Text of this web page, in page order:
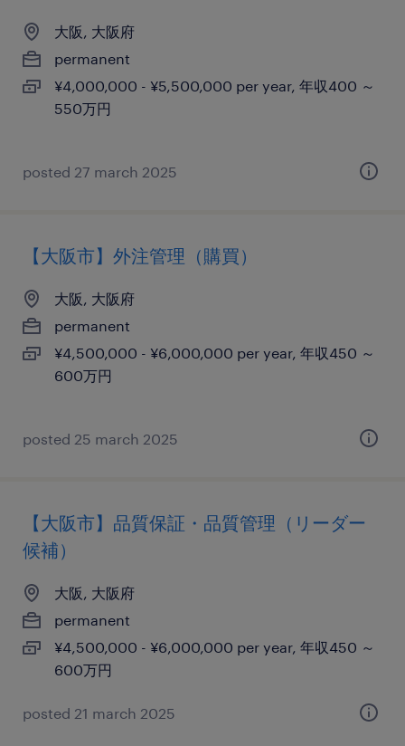
大阪, 大阪府
permanent
¥4,000,000 - ¥5,500,000 per year, 年収400 ～
550万円
posted 27 march 2025
【大阪市】外注管理（購買）
大阪, 大阪府
permanent
¥4,500,000 - ¥6,000,000 per year, 年収450 ～
600万円
posted 25 march 2025
【大阪市】品質保証・品質管理（リーダー
候補）
大阪, 大阪府
permanent
¥4,500,000 - ¥6,000,000 per year, 年収450 ～
600万円
posted 21 march 2025